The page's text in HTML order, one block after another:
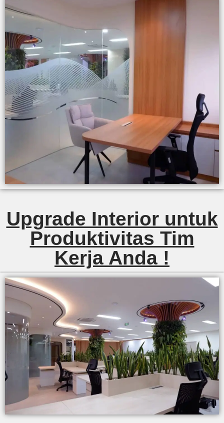
Upgrade Interior untuk
Produktivitas Tim
Kerja Anda !